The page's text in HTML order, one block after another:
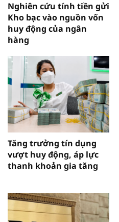
Nghiên cứu tính tiền gửi
Kho bạc vào nguồn vốn
huy động của ngân
hàng
Tăng trưởng tín dụng
vượt huy động, áp lực
thanh khoản gia tăng